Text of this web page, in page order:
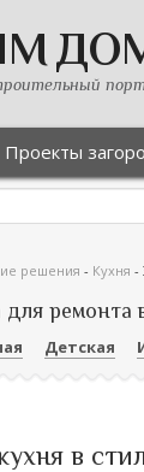
Проекты
решения - Кухня -
ремонта
Детская
в